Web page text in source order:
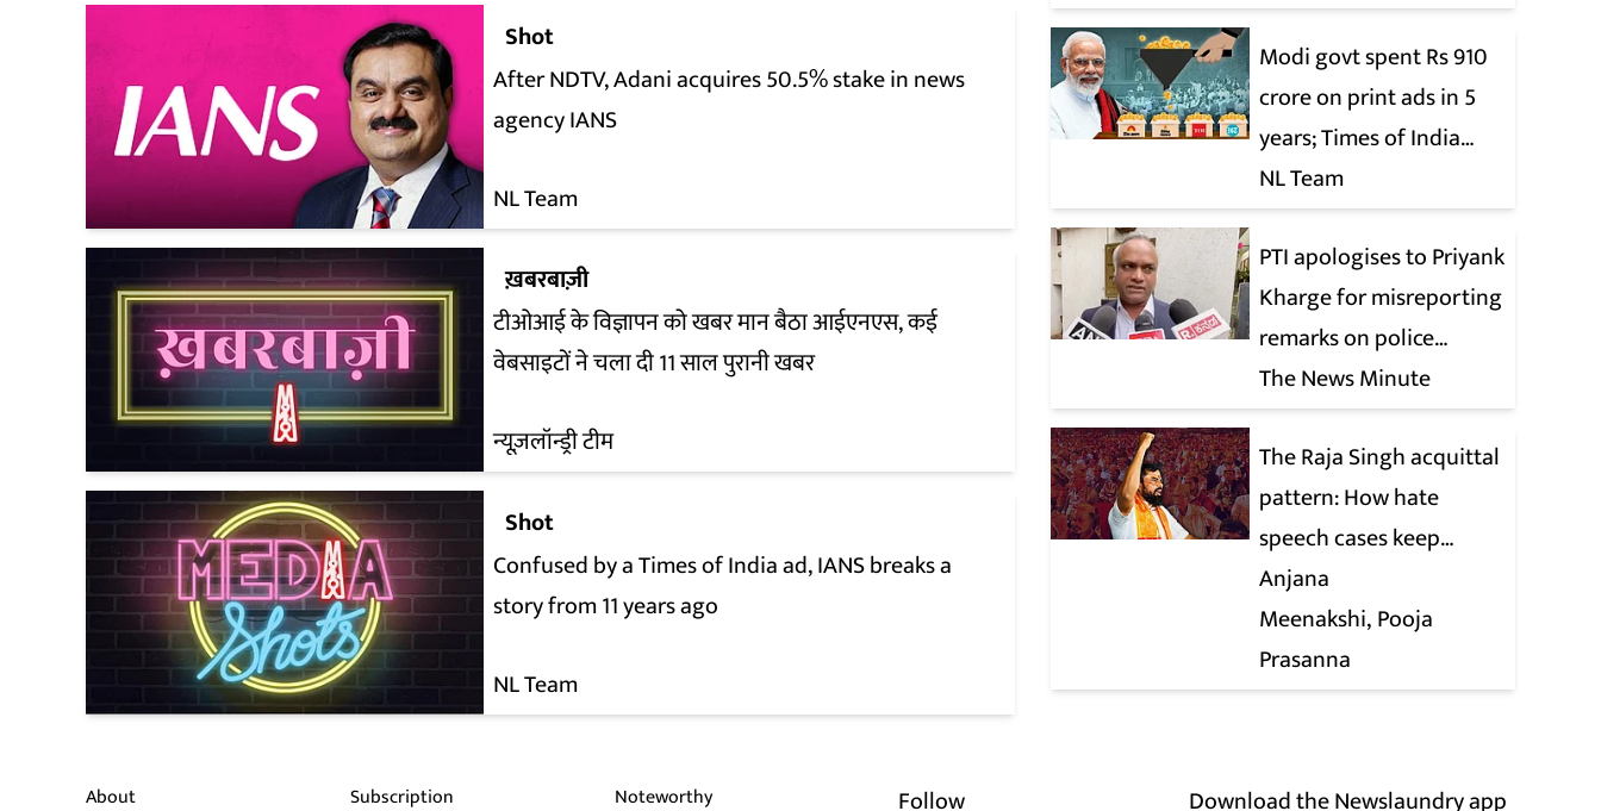
Shot
After NDTV, Adani acquires 50.5% stake in news
agency IANS
NL Team
ख़बरबाज़ी
टीओआई के विज्ञापन को खबर मान बैठा आईएनएस, कई
वेबसाइटों ने चला दी 11 साल पुरानी खबर
न्यूज़लॉन्ड्री टीम
Shot
Confused by a Times of India ad, IANS breaks a
story from 11 years ago
NL Team
Modi govt spent Rs 910
crore on print ads in 5
years; Times of India
biggest beneficiary
NL Team
PTI apologises to Priyank
Kharge for misreporting
remarks on police
constable exam
The News Minute
The Raja Singh acquittal
pattern: How hate
speech cases keep
collapsing in court
Anjana
Meenakshi Pooja
Prasanna
About Subscription Noteworthy Follow Download the Newslaundry app